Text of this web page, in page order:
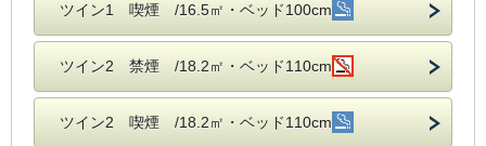
ツイン1 喫煙 /16.5㎡・ベッド100cm
ツイン2 禁煙 /18.2㎡・ベッド110cm
ツイン2 喫煙 /18.2㎡・ベッド110cm